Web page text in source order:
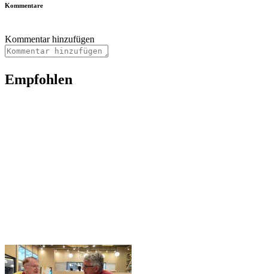
Kommentare
Kommentar hinzufügen
Empfohlen